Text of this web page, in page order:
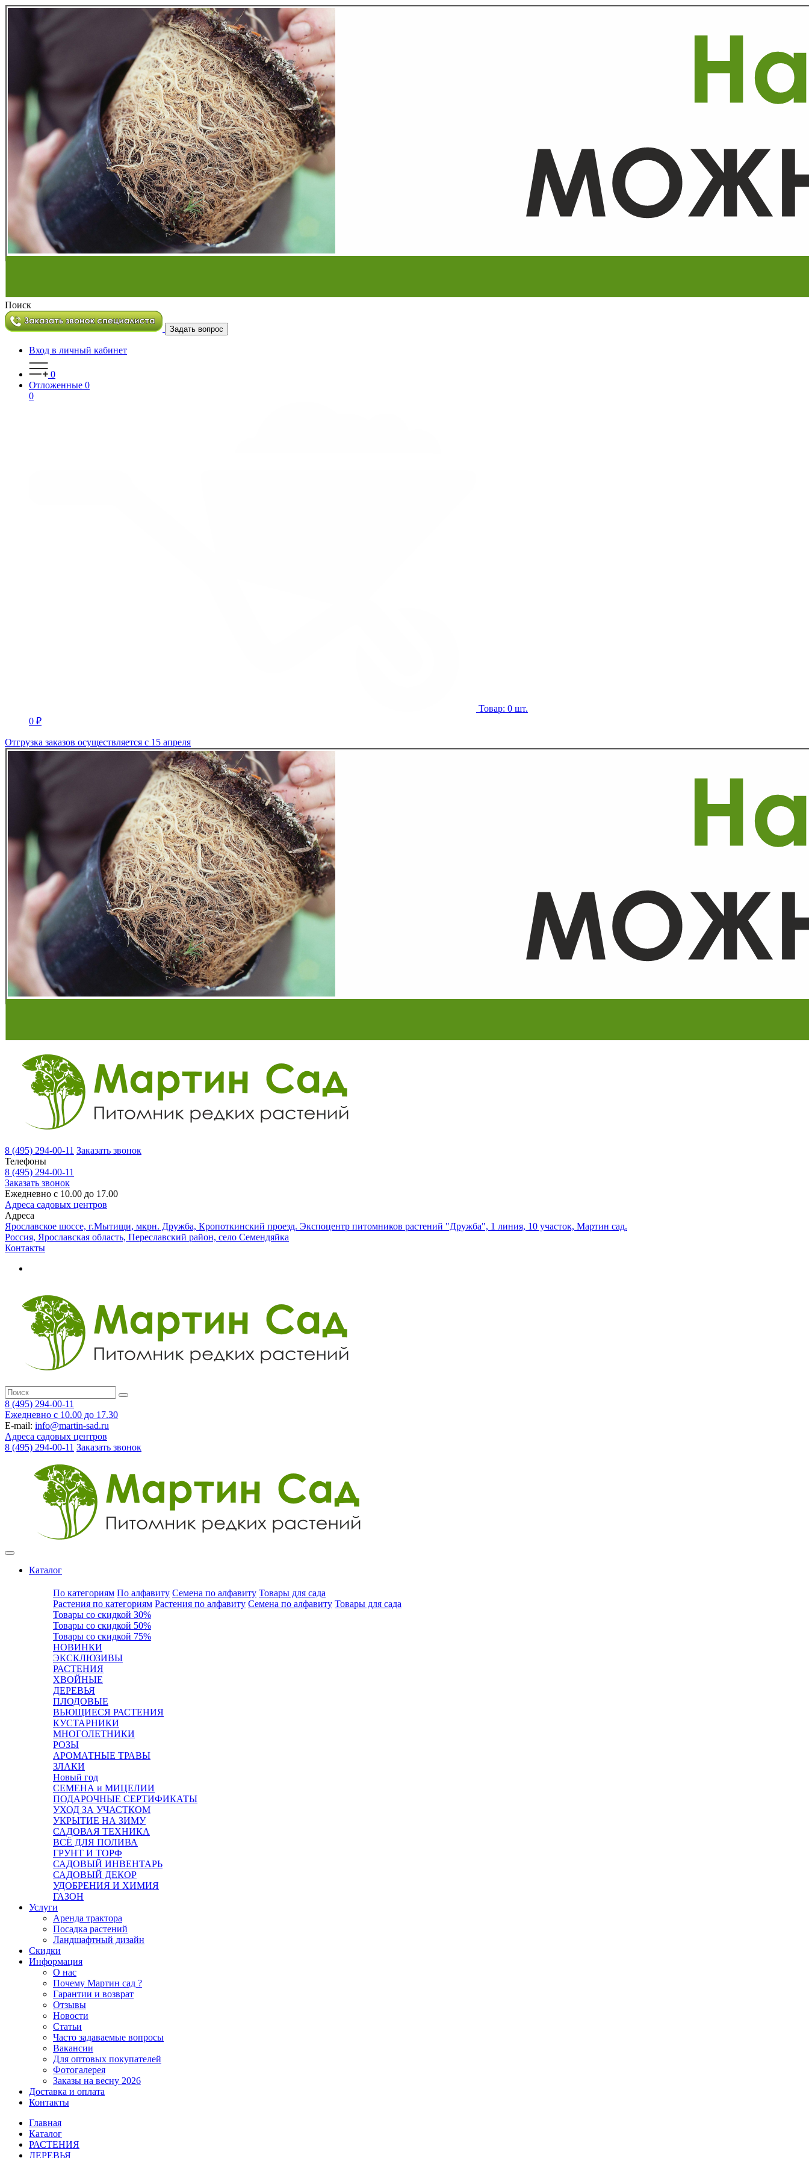
Поиск
Задать вопрос
Вход в личный кабинет
0
Отложенные 0
0
Товар: 0 шт.
0 ₽
Отгрузка заказов осуществляется с 15 апреля
8 (495) 294-00-11 Заказать звонок
Телефоны
8 (495) 294-00-11
Заказать звонок
Ежедневно с 10.00 до 17.00
Адреса садовых центров
Адреса
Ярославское шоссе, г.Мытищи, мкрн. Дружба, Кропоткинский проезд. Экспоцентр питомников растений "Дружба", 1 линия, 10 участок, Мартин сад.
Россия, Ярославская область, Переславский район, село Семендяйка
Контакты
8 (495) 294-00-11
Ежедневно с 10.00 до 17.30
E-mail: info@martin-sad.ru
Адреса садовых центров
8 (495) 294-00-11 Заказать звонок
Каталог
По категориям По алфавиту Семена по алфавиту Товары для сада
Растения по категориям Растения по алфавиту Семена по алфавиту Товары для сада
Товары со скидкой 30%
Товары со скидкой 50%
Товары со скидкой 75%
НОВИНКИ
ЭКСКЛЮЗИВЫ
РАСТЕНИЯ
ХВОЙНЫЕ
ДЕРЕВЬЯ
ПЛОДОВЫЕ
ВЬЮЩИЕСЯ РАСТЕНИЯ
КУСТАРНИКИ
МНОГОЛЕТНИКИ
РОЗЫ
АРОМАТНЫЕ ТРАВЫ
ЗЛАКИ
Новый год
СЕМЕНА и МИЦЕЛИИ
ПОДАРОЧНЫЕ СЕРТИФИКАТЫ
УХОД ЗА УЧАСТКОМ
УКРЫТИЕ НА ЗИМУ
САДОВАЯ ТЕХНИКА
ВСЁ ДЛЯ ПОЛИВА
ГРУНТ И ТОРФ
САДОВЫЙ ИНВЕНТАРЬ
САДОВЫЙ ДЕКОР
УДОБРЕНИЯ И ХИМИЯ
ГАЗОН
Услуги
Аренда трактора
Посадка растений
Ландшафтный дизайн
Скидки
Информация
О нас
Почему Мартин сад ?
Гарантии и возврат
Отзывы
Новости
Статьи
Часто задаваемые вопросы
Вакансии
Для оптовых покупателей
Фотогалерея
Заказы на весну 2026
Доставка и оплата
Контакты
Главная
Каталог
РАСТЕНИЯ
ДЕРЕВЬЯ